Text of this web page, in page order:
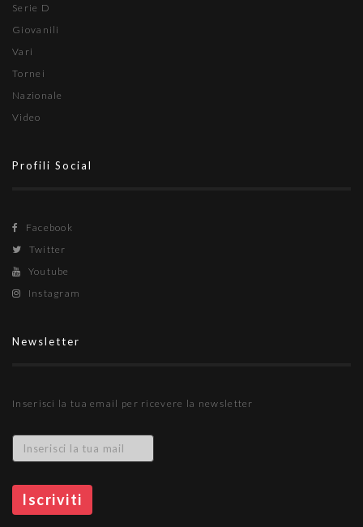
Serie D
Giovanili
Vari
Tornei
Nazionale
Video
Profili Social
Facebook
Twitter
Youtube
Instagram
Newsletter
Inserisci la tua email per ricevere la newsletter